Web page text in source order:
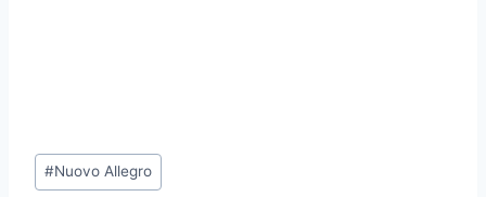
Post
Tags:
#Nuovo Allegro